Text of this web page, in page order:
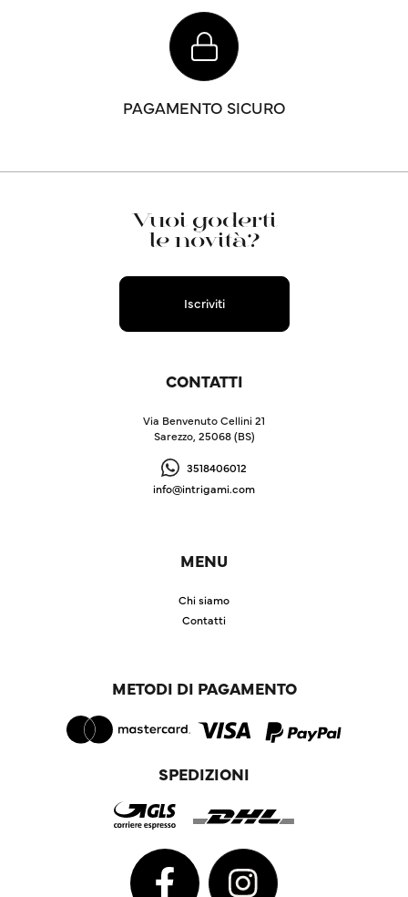
PAGAMENTO SICURO
Vuoi goderti
le novità?
Iscriviti
CONTATTI
Via Benvenuto Cellini 21
Sarezzo, 25068 (BS)
3518406012
info@intrigami.com
MENU
Chi siamo
Contatti
METODI DI PAGAMENTO
SPEDIZIONI